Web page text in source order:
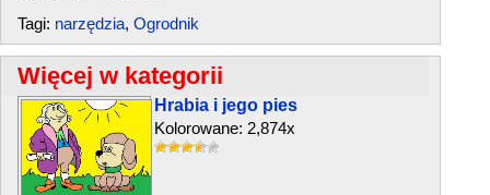
Tagi: narzędzia, Ogrodnik
Więcej w kategorii
Hrabia i jego pies
Kolorowane: 2,874x